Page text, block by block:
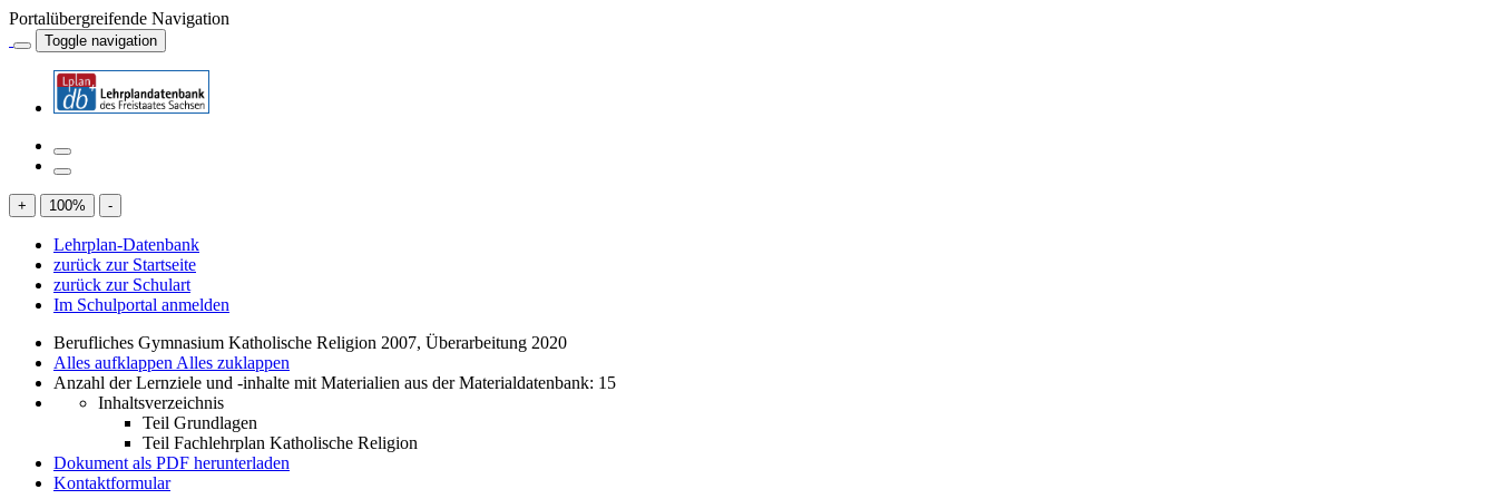
Portalübergreifende Navigation
Toggle navigation
+ 100% -
Lehrplan-Datenbank
zurück zur Startseite
zurück zur Schulart
Im Schulportal anmelden
Berufliches Gymnasium Katholische Religion 2007, Überarbeitung 2020
Alles aufklappen Alles zuklappen
Anzahl der Lernziele und -inhalte mit Materialien aus der Materialdatenbank: 15
Inhaltsverzeichnis
Teil Grundlagen
Teil Fachlehrplan Katholische Religion
Dokument als PDF herunterladen
Kontaktformular